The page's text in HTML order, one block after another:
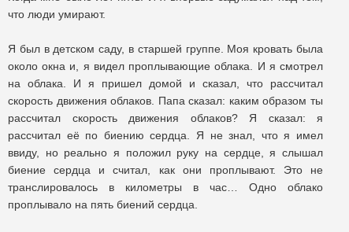
что люди умирают.
Я был в детском саду, в старшей группе. Моя кровать была
около окна и, я видел проплывающие облака. И я смотрел
на облака. И я пришел домой и сказал, что рассчитал
скорость движения облаков. Папа сказал: каким образом ты
рассчитал скорость движения облаков? Я сказал: я
рассчитал её по биению сердца. Я не знал, что я имел
ввиду, но реально я положил руку на сердце, я слышал
биение сердца и считал, как они проплывают. Это не
транслировалось в километры в час… Одно облако
проплывало на пять биений сердца.